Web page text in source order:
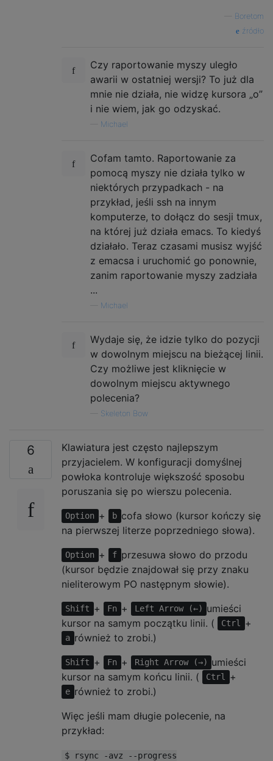
Boretom
źródło
Czy raportowanie myszy uległo
awarii w ostatniej wersji? To już dla
mnie nie działa, nie widzę kursora „o”
i nie wiem, jak go odzyskać.
Michael
Cofam tamto. Raportowanie za
pomocą myszy nie działa tylko w
niektórych przypadkach - na
przykład, jeśli ssh na innym
komputerze, to dołącz do sesji tmux,
na której już działa emacs. To kiedyś
działało. Teraz czasami musisz wyjść
z emacsa i uruchomić go ponownie,
zanim raportowanie myszy zadziała
...
Michael
Wydaje się, że idzie tylko do pozycji
w dowolnym miejscu na bieżącej linii.
Czy możliwe jest kliknięcie w
dowolnym miejscu aktywnego
polecenia?
Skeleton Bow
6
Klawiatura jest często najlepszym
przyjacielem. W konfiguracji domyślnej
powłoka kontroluje większość sposobu
poruszania się po wierszu polecenia.
Option + b cofa słowo (kursor kończy się
na pierwszej literze poprzedniego słowa).
Option + f przesuwa słowo do przodu
(kursor będzie znajdował się przy znaku
nieliterowym PO następnym słowie).
Shift + Fn + Left Arrow (←) umieści
kursor na samym początku linii. (
Ctrl +
a również to zrobi.)
Shift + Fn + Right Arrow (→) umieści
kursor na samym końcu linii. (
Ctrl +
e również to zrobi.)
Więc jeśli mam długie polecenie, na
przykład:
$ rsync -avz --progress